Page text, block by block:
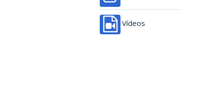
Vídeos